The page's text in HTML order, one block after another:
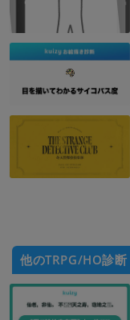
他のTRPG/HO診断